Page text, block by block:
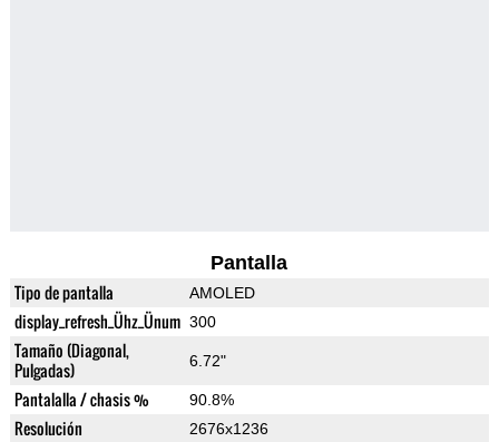
Pantalla
Tipo de pantalla AMOLED
display_refresh_Ühz_Ünum 300
Tamaño (Diagonal,
Pulgadas)
6.72"
Pantalalla / chasis % 90.8%
Resolución 2676x1236